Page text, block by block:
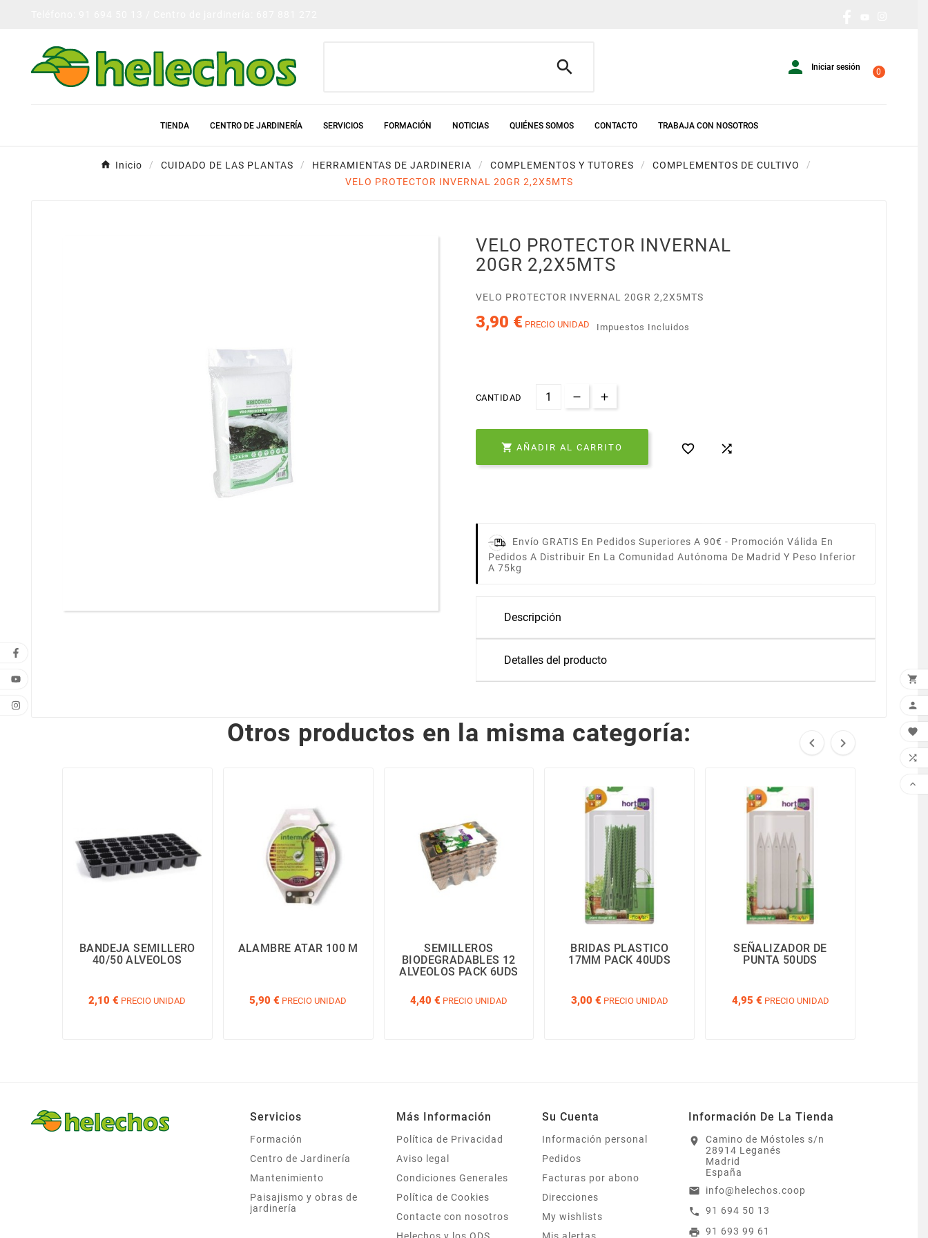
  Iniciar sesión 0
TIENDA CENTRO DE JARDINERÍA SERVICIOS FORMACIÓN NOTICIAS QUIÉNES SOMOS CONTACTO TRABAJA CON NOSOTROS
Inicio CUIDADO DE LAS PLANTAS HERRAMIENTAS DE JARDINERIA COMPLEMENTOS Y TUTORES
COMPLEMENTOS DE CULTIVO
VELO PROTECTOR INVERNAL 20GR 2,2X5MTS
VELO PROTECTOR INVERNAL
20GR 2,2X5MTS
VELO PROTECTOR INVERNAL 20GR 2,2X5MTS
3,90 € PRECIO UNIDAD Impuestos Incluidos
CANTIDAD
 AÑADIR AL CARRITO  
Envío GRATIS En Pedidos Superiores A 90€ - Promoción Válida En
Pedidos A Distribuir En La Comunidad Autónoma De Madrid Y Peso Inferior
A 75kg
Descripción
Detalles del producto
Otros productos en la misma categoría:  
BANDEJA SEMILLERO
40/50 ALVEOLOS
2,10 € PRECIO UNIDAD
ALAMBRE ATAR 100 M
5,90 € PRECIO UNIDAD
SEMILLEROS
BIODEGRADABLES 12
ALVEOLOS PACK 6UDS
4,40 € PRECIO UNIDAD
BRIDAS PLASTICO
17MM PACK 40UDS
3,00 € PRECIO UNIDAD
SEÑALIZADOR DE
PUNTA 50UDS
4,95 € PRECIO UNIDAD
Servicios
Formación
Centro de Jardinería
Mantenimiento
Paisajismo y obras de
jardinería
Más Información
Política de Privacidad
Aviso legal
Condiciones Generales
Política de Cookies
Contacte con nosotros
Helechos y los ODS
Su Cuenta
Información personal
Pedidos
Facturas por abono
Direcciones
My wishlists
Mis alertas
Información De La Tienda
location_on
Camino de Móstoles s/n
28914 Leganés
Madrid
España
email info@helechos.coop
call 91 694 50 13
print 91 693 99 61




